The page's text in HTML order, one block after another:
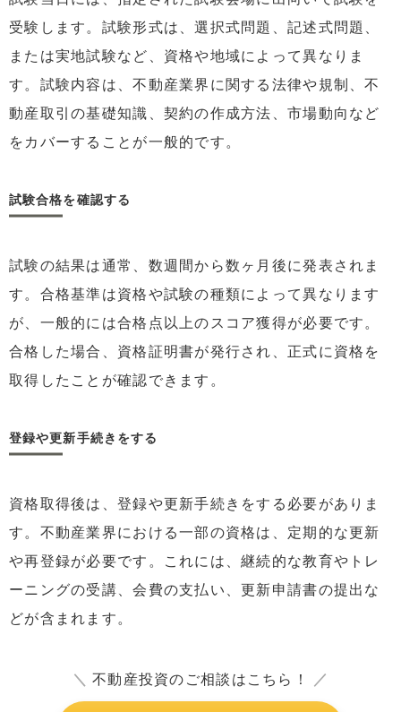
受験します。試験形式は、選択式問題、記述式問題、
または実地試験など、資格や地域によって異なりま
す。試験内容は、不動産業界に関する法律や規制、不
動産取引の基礎知識、契約の作成方法、市場動向など
をカバーすることが一般的です。
試験合格を確認する
試験の結果は通常、数週間から数ヶ月後に発表されま
す。合格基準は資格や試験の種類によって異なります
が、一般的には合格点以上のスコア獲得が必要です。
合格した場合、資格証明書が発行され、正式に資格を
取得したことが確認できます。
登録や更新手続きをする
資格取得後は、登録や更新手続きをする必要がありま
す。不動産業界における一部の資格は、定期的な更新
や再登録が必要です。これには、継続的な教育やトレ
ーニングの受講、会費の支払い、更新申請書の提出な
どが含まれます。
＼ 不動産投資のご相談はこちら！ ／